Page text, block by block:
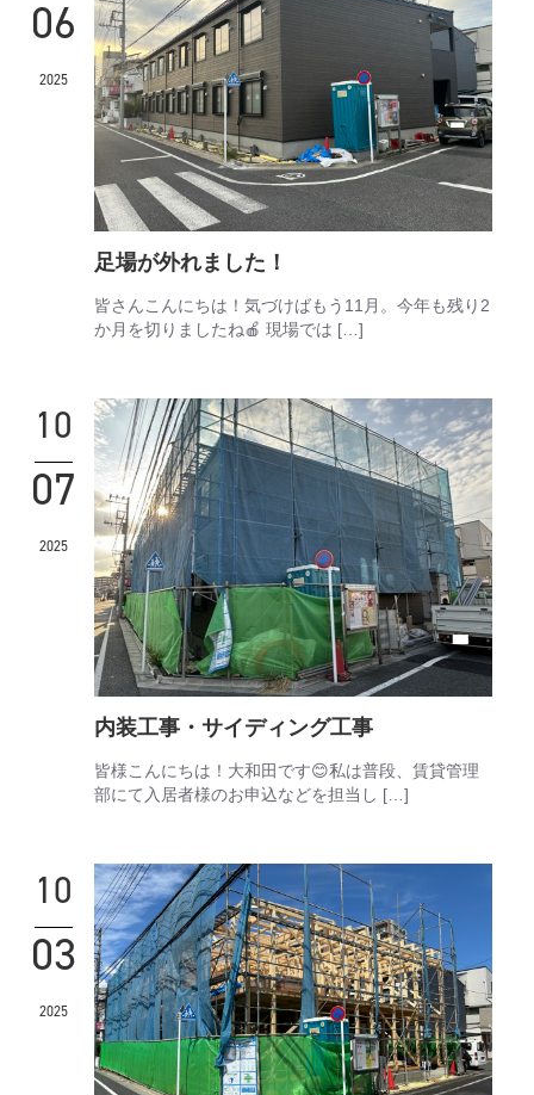
06
2025
足場が外れました！
皆さんこんにちは！気づけばもう11月。今年も残り2
か月を切りましたね🍎 現場では […]
10
07
2025
内装工事・サイディング工事
皆様こんにちは！大和田です😊私は普段、賃貸管理
部にて入居者様のお申込などを担当し […]
10
03
2025